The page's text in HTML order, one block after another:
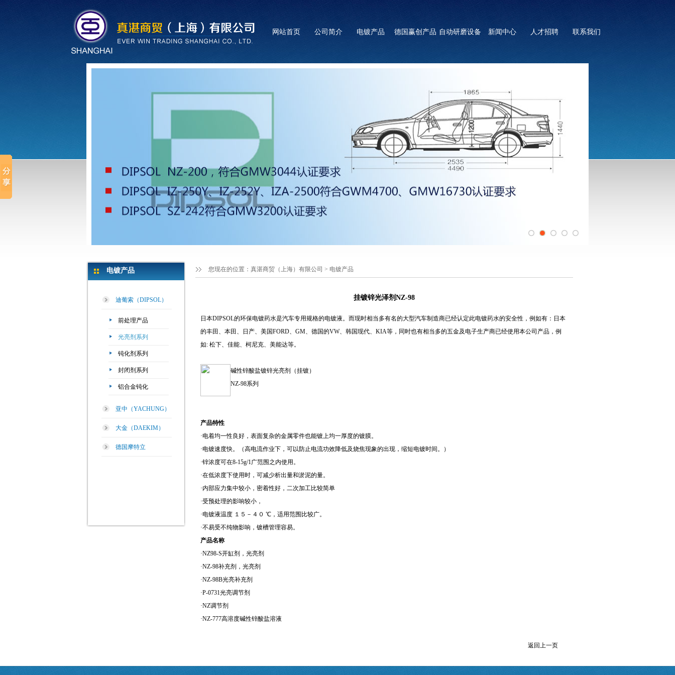
网站首页 公司简介 电镀产品 德国赢创产品 自动研磨设备 新闻中心 人才招聘 联系我们
电镀产品
迪葡索（DIPSOL）
前处理产品
光亮剂系列
钝化剂系列
封闭剂系列
铝合金钝化
亚中（YACHUNG）
大金（DAEKIM）
德国摩特立
您现在的位置： 真湛商贸（上海）有限公司 > 电镀产品
挂镀锌光泽剂NZ-98
日本DIPSOL的环保电镀药水是汽车专用规格的电镀液。而现时相当多有名的大型汽车制造商已经认定此电镀药水的安全性，例如有：日本
的丰田、本田、日产、美国FORD、GM、德国的VW、韩国现代、KIA等，同时也有相当多的五金及电子生产商已经使用本公司产品，例
如: 松下、佳能、柯尼克、美能达等。
碱性锌酸盐镀锌光亮剂（挂镀）
NZ-98系列
产品特性
·电着均一性良好，表面复杂的金属零件也能镀上均一厚度的镀膜。
·电镀速度快。（高电流作业下，可以防止电流功效降低及烧焦现象的出现，缩短电镀时间。）
·锌浓度可在8-15g/1广范围之内使用。
·在低浓度下使用时，可减少析出量和淤泥的量。
·内部应力集中较小，密着性好，二次加工比较简单
·受预处理的影响较小，
·电镀液温度 １５－４０ ℃，适用范围比较广。
·不易受不纯物影响，镀槽管理容易。
产品名称
·NZ98-S开缸剂，光亮剂
·NZ-98补充剂，光亮剂
·NZ-98B光亮补充剂
·P-0731光亮调节剂
·NZ调节剂
·NZ-777高溶度碱性锌酸盐溶液
返回上一页